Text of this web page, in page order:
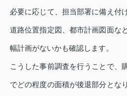
必要に応じて、担当部署に備え付
道路位置指定図、都市計画図面な
幅計画がないかも確認します。
こうした事前調査を行うことで、
でどの程度の面積が後退部分とな